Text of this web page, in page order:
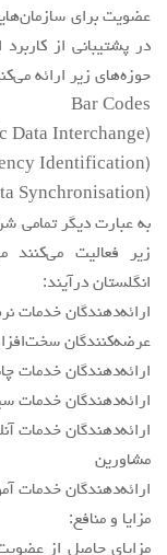
عضويت براي
حوزه‌هاي زير ارائه
Bar Codes
Data Interchange)
Identification)
Synchronisation)
به عبارت ديگر تمامي
انگلستان درآيند:
ارائه‌دهندگان خدمات
عرضه‌كنندگان
ارائه‌دهندگان خدمات
ارائه‌دهندگان خدمات
ارائه‌دهندگان خدمات
مشاورين
ارائه‌دهندگان خدمات
مزايا و منافع: